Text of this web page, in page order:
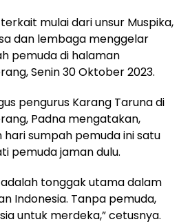
mulai dari unsur Muspika,
dan lembaga menggelar
pemuda di halaman
Senin 30 Oktober 2023.
pengurus Karang Taruna di
Padna mengatakan,
sumpah pemuda ini satu
pemuda jaman dulu.
tonggak utama dalam
Indonesia. Tanpa pemuda,
untuk merdeka,” cetusnya.